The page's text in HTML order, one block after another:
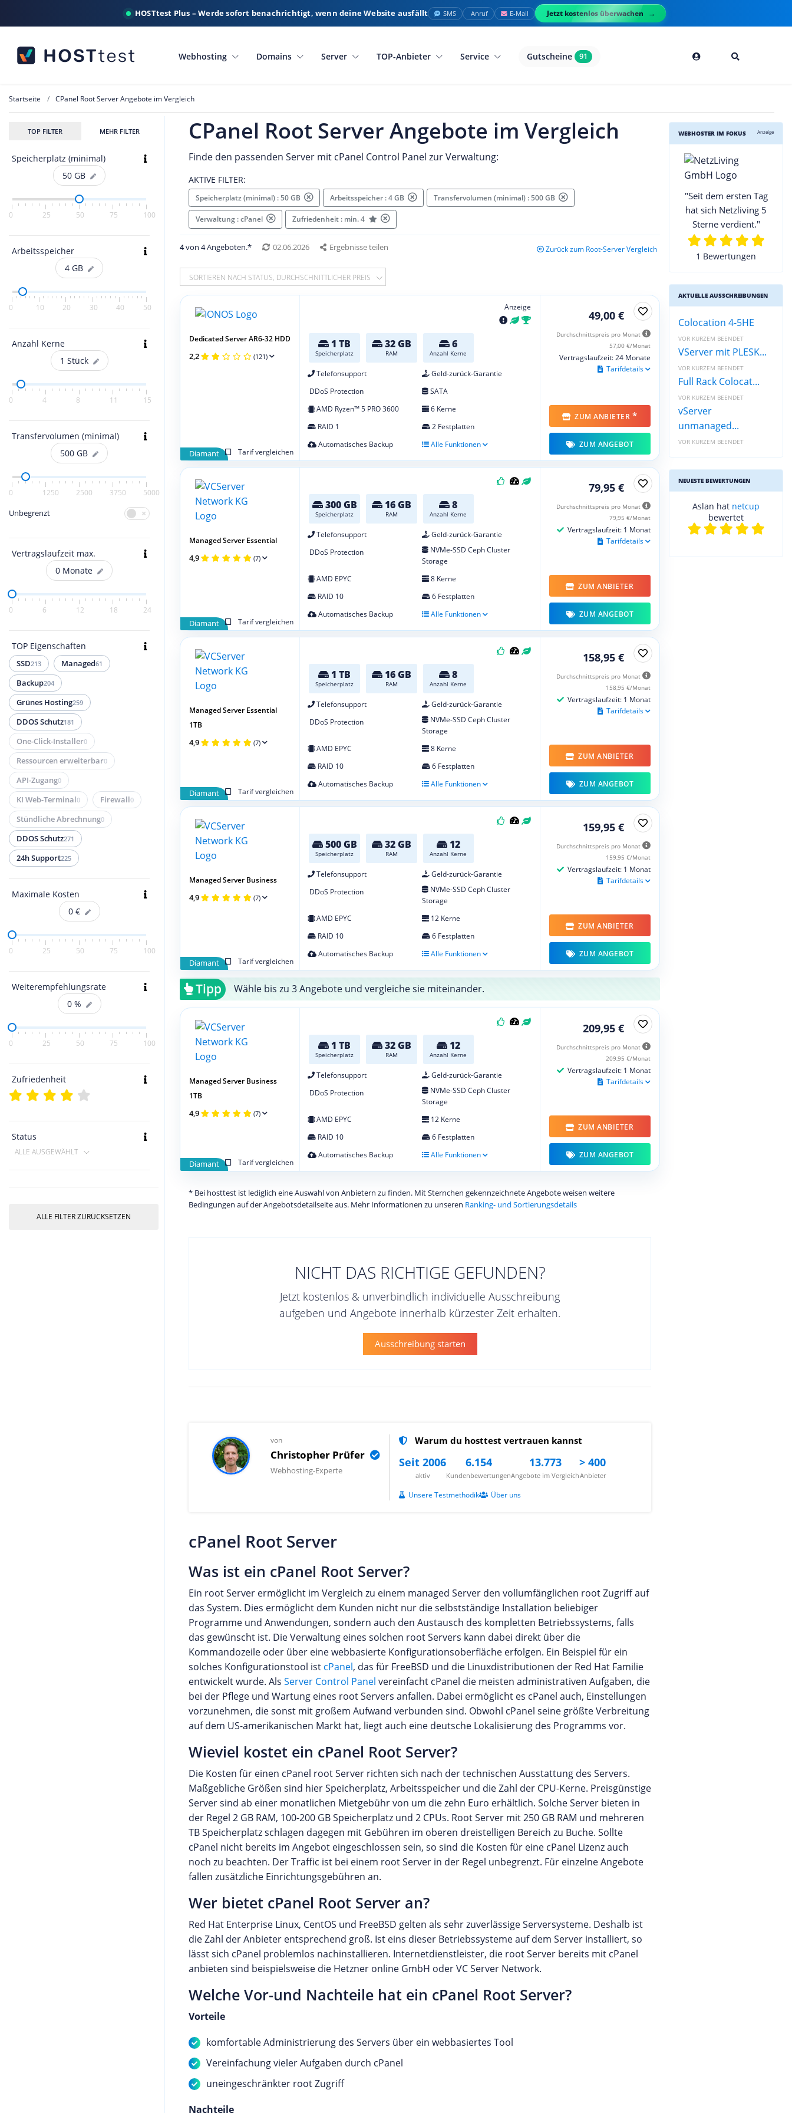
HOSTtest Plus – Werde sofort benachrichtigt, wenn deine Website ausfällt SMS Anruf E-Mail Jetzt kostenlos überwachen
Webhosting Domains Server TOP-Anbieter Service Gutscheine 91
Startseite CPanel Root Server Angebote im Vergleich
TOP FILTER MEHR FILTER
Speicherplatz (minimal)
50 GB
0 25 50 75 100
Arbeitsspeicher
4 GB
0 10 20 30 40 50
Anzahl Kerne
1 Stück
0 4 8 11 15
Transfervolumen (minimal)
500 GB
0 1250 2500 3750 5000
Unbegrenzt
Vertragslaufzeit max.
0 Monate
0 6 12 18 24
TOP Eigenschaften
SSD213 Managed61
Backup204
Grünes Hosting259
DDOS Schutz181
One-Click-Installer0
Ressourcen erweiterbar0
API-Zugang0
KI Web-Terminal0 Firewall0
Stündliche Abrechnung0
DDOS Schutz271
24h Support225
Maximale Kosten
0 €
0 25 50 75 100
Weiterempfehlungsrate
0 %
0 25 50 75 100
Zufriedenheit
Status
ALLE AUSGEWÄHLT
ALLE FILTER ZURÜCKSETZEN
CPanel Root Server Angebote im Vergleich
Finde den passenden Server mit cPanel Control Panel zur Verwaltung:
AKTIVE FILTER:
Speicherplatz (minimal) : 50 GB Arbeitsspeicher : 4 GB Transfervolumen (minimal) : 500 GB
Verwaltung : cPanel Zufriedenheit : min. 4
4von 4 Angeboten.* 02.06.2026 Ergebnisse teilen Zurück zum Root-Server Vergleich
SORTIEREN NACH STATUS, DURCHSCHNITTLICHER PREIS
Anzeige
1 TB
Speicherplatz
32 GB
RAM
6
Anzahl Kerne
Telefonsupport
Geld-zurück-Garantie
DDoS Protection
SATA
AMD Ryzen™ 5 PRO 3600
6 Kerne
RAID 1
2 Festplatten
Automatisches Backup
Alle Funktionen
Diamant
Tarif vergleichen
Dedicated Server AR6-32 HDD
2,2 (121)
49,00 €
Durchschnittspreis pro Monat
57,00 €/Monat
Vertragslaufzeit: 24 Monate
Tarifdetails
ZUM ANBIETER *
ZUM ANGEBOT
300 GB
Speicherplatz
16 GB
RAM
8
Anzahl Kerne
Telefonsupport
Geld-zurück-Garantie
DDoS Protection
NVMe-SSD Ceph Cluster
Storage
AMD EPYC
8 Kerne
RAID 10
6 Festplatten
Automatisches Backup
Alle Funktionen
Diamant
Tarif vergleichen
Managed Server Essential
4,9 (7)
79,95 €
Durchschnittspreis pro Monat
79,95 €/Monat
Vertragslaufzeit: 1 Monat
Tarifdetails
ZUM ANBIETER
ZUM ANGEBOT
1 TB
Speicherplatz
16 GB
RAM
8
Anzahl Kerne
Telefonsupport
Geld-zurück-Garantie
DDoS Protection
NVMe-SSD Ceph Cluster
Storage
AMD EPYC
8 Kerne
RAID 10
6 Festplatten
Automatisches Backup
Alle Funktionen
Diamant
Tarif vergleichen
Managed Server Essential
1TB
4,9 (7)
158,95 €
Durchschnittspreis pro Monat
158,95 €/Monat
Vertragslaufzeit: 1 Monat
Tarifdetails
ZUM ANBIETER
ZUM ANGEBOT
500 GB
Speicherplatz
32 GB
RAM
12
Anzahl Kerne
Telefonsupport
Geld-zurück-Garantie
DDoS Protection
NVMe-SSD Ceph Cluster
Storage
AMD EPYC
12 Kerne
RAID 10
6 Festplatten
Automatisches Backup
Alle Funktionen
Diamant
Tarif vergleichen
Managed Server Business
4,9 (7)
159,95 €
Durchschnittspreis pro Monat
159,95 €/Monat
Vertragslaufzeit: 1 Monat
Tarifdetails
ZUM ANBIETER
ZUM ANGEBOT
Tipp Wähle bis zu 3 Angebote und vergleiche sie miteinander.
1 TB
Speicherplatz
32 GB
RAM
12
Anzahl Kerne
Telefonsupport
Geld-zurück-Garantie
DDoS Protection
NVMe-SSD Ceph Cluster
Storage
AMD EPYC
12 Kerne
RAID 10
6 Festplatten
Automatisches Backup
Alle Funktionen
Diamant
Tarif vergleichen
Managed Server Business
1TB
4,9 (7)
209,95 €
Durchschnittspreis pro Monat
209,95 €/Monat
Vertragslaufzeit: 1 Monat
Tarifdetails
ZUM ANBIETER
ZUM ANGEBOT
* Bei hosttest ist lediglich eine Auswahl von Anbietern zu finden. Mit Sternchen gekennzeichnete Angebote weisen weitere
Bedingungen auf der Angebotsdetailseite aus. Mehr Informationen zu unseren Ranking- und Sortierungsdetails
NICHT DAS RICHTIGE GEFUNDEN?
Jetzt kostenlos & unverbindlich individuelle Ausschreibung
aufgeben und Angebote innerhalb kürzester Zeit erhalten.
Ausschreibung starten
von
Christopher Prüfer
Webhosting-Experte
Warum du hosttest vertrauen kannst
Seit 2006
aktiv
6.154
Kundenbewertungen
13.773
Angebote im Vergleich
> 400
Anbieter
Unsere Testmethodik Über uns
cPanel Root Server
Was ist ein cPanel Root Server?
Ein root Server ermöglicht im Vergleich zu einem managed Server den vollumfänglichen root Zugriff auf
das System. Dies ermöglicht dem Kunden nicht nur die selbstständige Installation beliebiger
Programme und Anwendungen, sondern auch den Austausch des kompletten Betriebssystems, falls
das gewünscht ist. Die Verwaltung eines solchen root Servers kann dabei direkt über die
Kommandozeile oder über eine webbasierte Konfigurationsoberfläche erfolgen. Ein Beispiel für ein
solches Konfigurationstool ist cPanel, das für FreeBSD und die Linuxdistributionen der Red Hat Familie
entwickelt wurde. Als Server Control Panel vereinfacht cPanel die meisten administrativen Aufgaben, die
bei der Pflege und Wartung eines root Servers anfallen. Dabei ermöglicht es cPanel auch, Einstellungen
vorzunehmen, die sonst mit großem Aufwand verbunden sind. Obwohl cPanel seine größte Verbreitung
auf dem US-amerikanischen Markt hat, liegt auch eine deutsche Lokalisierung des Programms vor.
Wieviel kostet ein cPanel Root Server?
Die Kosten für einen cPanel root Server richten sich nach der technischen Ausstattung des Servers.
Maßgebliche Größen sind hier Speicherplatz, Arbeitsspeicher und die Zahl der CPU-Kerne. Preisgünstige
Server sind ab einer monatlichen Mietgebühr von um die zehn Euro erhältlich. Solche Server bieten in
der Regel 2 GB RAM, 100-200 GB Speicherplatz und 2 CPUs. Root Server mit 250 GB RAM und mehreren
TB Speicherplatz schlagen dagegen mit Gebühren im oberen dreistelligen Bereich zu Buche. Sollte
cPanel nicht bereits im Angebot eingeschlossen sein, so sind die Kosten für eine cPanel Lizenz auch
noch zu beachten. Der Traffic ist bei einem root Server in der Regel unbegrenzt. Für einzelne Angebote
fallen zusätzliche Einrichtungsgebühren an.
Wer bietet cPanel Root Server an?
Red Hat Enterprise Linux, CentOS und FreeBSD gelten als sehr zuverlässige Serversysteme. Deshalb ist
die Zahl der Anbieter entsprechend groß. Ist eins dieser Betriebssysteme auf dem Server installiert, so
lässt sich cPanel problemlos nachinstallieren. Internetdienstleister, die root Server bereits mit cPanel
anbieten sind beispielsweise die Hetzner online GmbH oder VC Server Network.
Welche Vor-und Nachteile hat ein cPanel Root Server?
Vorteile
komfortable Administrierung des Servers über ein webbasiertes Tool
Vereinfachung vieler Aufgaben durch cPanel
uneingeschränkter root Zugriff
Nachteile
WEBHOSTER IM FOKUS Anzeige
"Seit dem ersten Tag
hat sich Netzliving 5
Sterne verdient."
1 Bewertungen
AKTUELLE AUSSCHREIBUNGEN
Colocation 4-5HE
VOR KURZEM BEENDET
VServer mit PLESK...
VOR KURZEM BEENDET
Full Rack Colocat...
VOR KURZEM BEENDET
vServer
unmanaged...
VOR KURZEM BEENDET
NEUESTE BEWERTUNGEN
Aslan hat netcup
bewertet